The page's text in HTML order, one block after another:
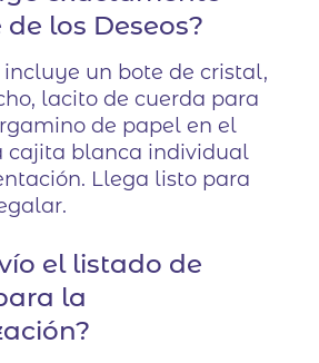
los Deseos?
un bote de cristal,
lacito de cuerda para
de papel en el
cajita blanca individual
Llega listo para
el listado de
la